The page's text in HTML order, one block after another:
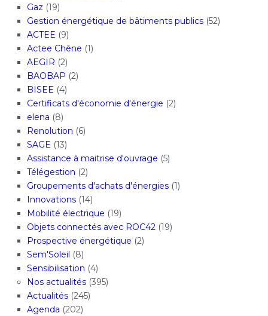
Gaz (19)
Gestion énergétique de bâtiments publics(52)
ACTEE (9)
Actee Chêne (1)
AEGIR (2)
BAOBAP (2)
BISEE (4)
Certificats d'économie d'énergie (2)
elena (8)
Renolution (6)
SAGE (13)
Assistance à maitrise d'ouvrage (5)
Télégestion (2)
Groupements d'achats d'énergies(1)
Innovations(14)
Mobilité électrique (19)
Objets connectés avec ROC42(19)
Prospective énergétique (2)
Sem'Soleil (8)
Sensibilisation (4)
Nos actualités(395)
Actualités(245)
Agenda (202)